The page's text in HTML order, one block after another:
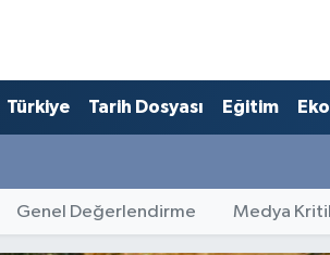
Türkiye Tarih Dosyası Eğitim
Genel Değerlendirme Medya